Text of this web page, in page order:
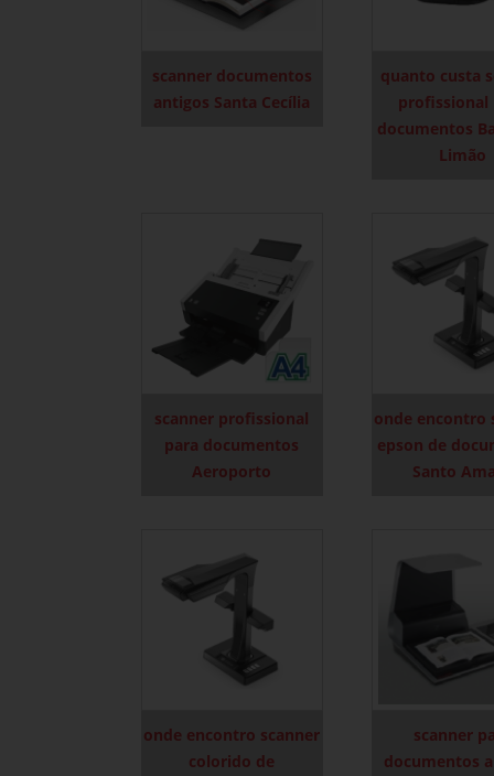
scanner documentos
antigos Santa Cecília
quanto custa
profissional
documentos
Limão
scanner profissional
para documentos
Aeroporto
onde encontro
epson de
Santo
onde encontro scanner
colorido de
scanner
documentos